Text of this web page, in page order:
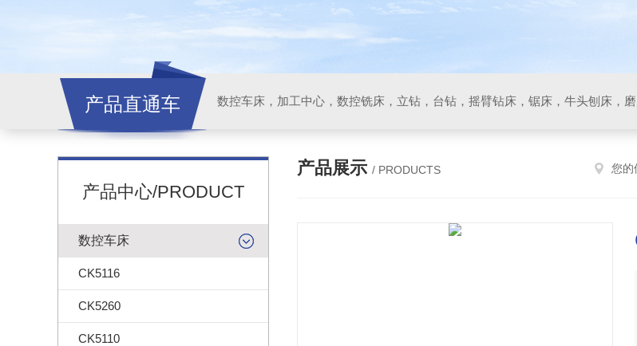
产品直通车
产品中心/PRODUCT
数控车床
CK5116
CK5260
CK5110
产品展示 / PRODUCTS 您的